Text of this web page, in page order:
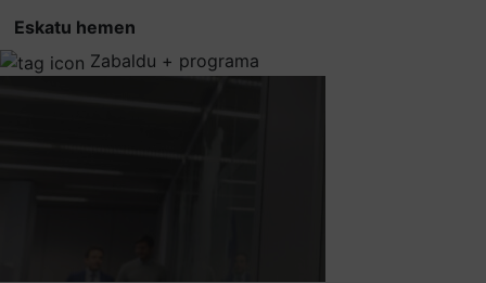
Eskatu hemen
Zabaldu + programa